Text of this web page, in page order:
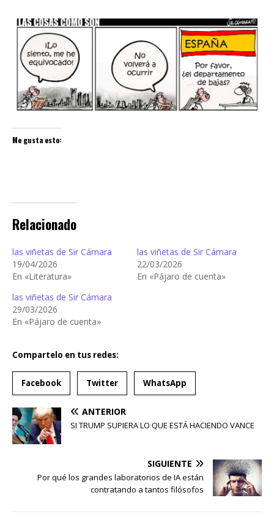
Me gusta esto:
Relacionado
las viñetas de Sir Cámara
19/04/2026
En «Literatura»
las viñetas de Sir Cámara
22/03/2026
En «Pájaro de cuenta»
las viñetas de Sir Cámara
29/03/2026
En «Pájaro de cuenta»
Compartelo en tus redes:
Facebook Twitter WhatsApp
ANTERIOR
SI TRUMP SUPIERA LO QUE ESTÁ HACIENDO VANCE
SIGUIENTE
Por qué los grandes laboratorios de IA están
contratando a tantos filósofos